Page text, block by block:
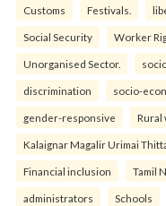
Customs Festivals.
Social Security Worker
Unorganised Sector.
discrimination socio-
gender-responsive Rural
Kalaignar Magalir Urimai
Financial inclusion Tamil
administrators Schools